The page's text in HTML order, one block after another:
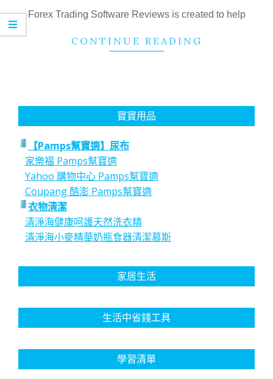
10
Forex Trading Software Reviews is created to help
CONTINUE READING
寶寶用品
【Pamps幫寶適】尿布
家樂福 Pamps幫寶適
Yahoo 購物中心 Pamps幫寶適
Coupang 酷澎 Pamps幫寶適
衣物清潔
清淨海健康呵護天然洗衣精
清淨海小麥精華奶瓶食器清潔慕斯
家居生活
生活中省錢工具
學習清單